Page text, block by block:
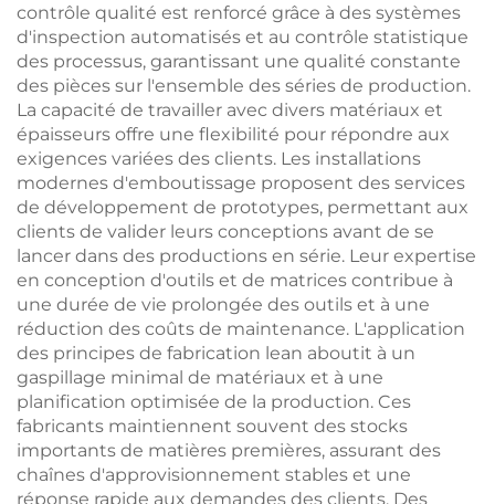
contrôle qualité est renforcé grâce à des systèmes
d'inspection automatisés et au contrôle statistique
des processus, garantissant une qualité constante
des pièces sur l'ensemble des séries de production.
La capacité de travailler avec divers matériaux et
épaisseurs offre une flexibilité pour répondre aux
exigences variées des clients. Les installations
modernes d'emboutissage proposent des services
de développement de prototypes, permettant aux
clients de valider leurs conceptions avant de se
lancer dans des productions en série. Leur expertise
en conception d'outils et de matrices contribue à
une durée de vie prolongée des outils et à une
réduction des coûts de maintenance. L'application
des principes de fabrication lean aboutit à un
gaspillage minimal de matériaux et à une
planification optimisée de la production. Ces
fabricants maintiennent souvent des stocks
importants de matières premières, assurant des
chaînes d'approvisionnement stables et une
réponse rapide aux demandes des clients. Des